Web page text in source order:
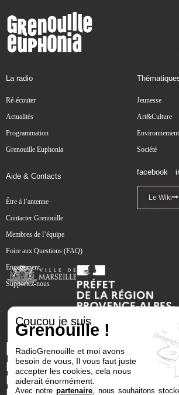
La radio
Ré-écouter
Actualités
Programmation
Grenouille Euphonia
Jeunesse
Art&Culture
Environnement
Société
Aide & Contacts
Être à l’antenne
Contacter Grenouille
Membres de l’équipe
Foire aux Questions (FAQ)
Engagement
Supportez-nous
facebook
Le Wiki
Coucou je suis
Grenouille !
RadioGrenouille et moi avons
besoin de vous, Il vous faut juste
accepter les cookies, cela nous
aiderait énormément.
Avec notrepartenaire , nous souhaitons